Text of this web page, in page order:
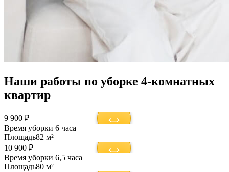
Наши работы по уборке 4-комнатных
квартир
9 900 ₽
Время уборки 6 часа
Площадь82 м²
10 900 ₽
Время уборки 6,5 часа
Площадь80 м²